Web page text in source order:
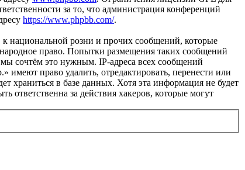
за то, что администрация конференций
https://www.phpbb.com/.
национальной розни и прочих сообщений, которые
право. Попытки размещения таких сообщений
сочтём это нужным. IP-адреса всех сообщений
имеют право удалить, отредактировать, перенести или
храниться в базе данных. Хотя эта информация не будет
за действия хакеров, которые могут